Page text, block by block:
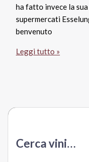
ha fatto invece la
supermercati
benvenuto
Lambrusco
&
Figli
Leggi tutto »
Cerca vini…